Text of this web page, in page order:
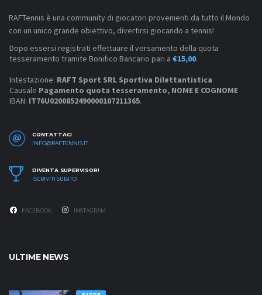
RAFTennis è una community di giocatori provenienti da tutto il Mondo
con un unico grande obiettivo, divertirsi giocando a tennis!
Dopo essersi registrati effettuare il versamento della quota
tesseramento tramite Bonifico Bancario pari a €15,00.
Intestazione: RAFT Sport SRL Sportiva Dilettantistica
Causale Pagamento quota tesseramento, NOME E COGNOME
IBAN: IT76U0200852490000107211365.
CONTATTACI
INFO@RAFTENNIS.IT
DIVENTA SUPERVISOR!
ISCRIVITI SUBITO
FACEBOOK INSTAGRAM
ULTIME NEWS